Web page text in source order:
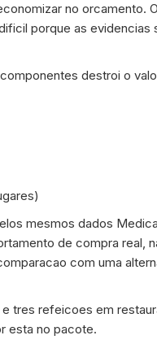
no orcamento.
porque as evidencias
destroi o
mesmos dados
de compra real,
com uma
tres refeicoes em
esta no pacote.